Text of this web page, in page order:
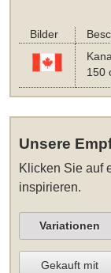
Bilder
150
Unsere
Klicken Sie auf
inspirieren.
Variationen
Gekauft mit